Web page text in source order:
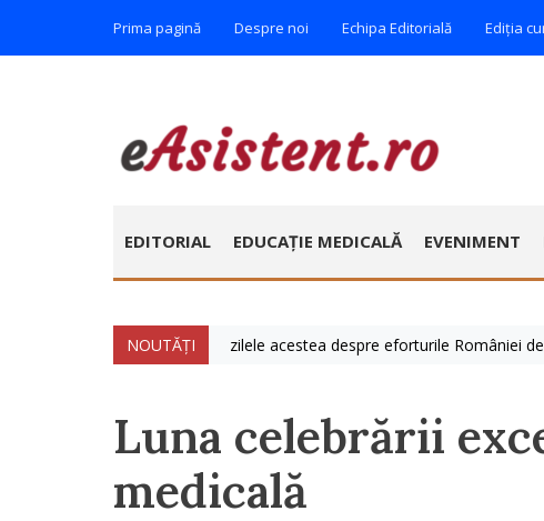
Prima pagină Despre noi Echipa Editorială Ediția
EDITORIAL EDUCAȚIE MEDICALĂ EVENIMENT
NOUTĂȚI
» Vorbim foarte mult zilele acestea despre eforturile României de a
Luna celebrării
medicală